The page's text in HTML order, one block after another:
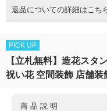
返品についての詳細はこち
PICK UP
【立札無料】造花スタ
祝い花 空間装飾 店舗装
商品説明